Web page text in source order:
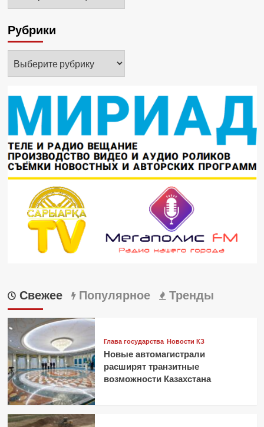
Рубрики
Свежее Популярное Тренды
Глава государства Новости КЗ
Новые автомагистрали
расширят транзитные
возможности Казахстана